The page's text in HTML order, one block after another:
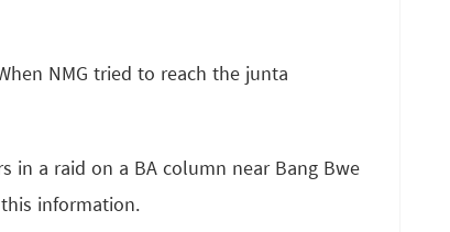
NMG tried to reach the junta
in a raid on a BA column near Bang Bwe
information.